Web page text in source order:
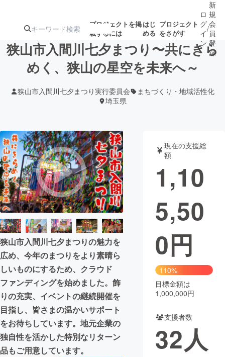
プロジェクトを掲
載するには
はじ
める
プロジェクト
をさがす
人気のプロ
ジェクト
注目のリ
ターン
注目の新着プロ
ジェクト
ロジェクト
もうすぐ公開
されます
アート・写真
テクノロジー・ガジェット
映像・映画 書籍・雑誌
ビジネス・起業 チャレンジ
まちづくり・地域活性化
CAMPFIRE for Social Good
CAMPFIRE Creation
CAMPFIREふるさと納税machi-ya コミュニティ
ロ
グ
イ
ン
/
新
規
会
員
登
録
狭山市入間川七夕まつり〜共にきら
めく、狭山の星空を未来へ～
狭山市入間川七夕まつり実行委員会
まちづくり・地域活性化
埼玉県
狭山市入間川七夕まつりの魅力を
広め、今年のまつりをより素晴ら
しいものにするため、クラウド
ファンディングを始めました。飾
りの充実、イベントの継続開催を
目指し、皆さまの温かいサポート
をお待ちしています。地元企業の
独自性を活かした特別なリターン
品もご用意しています。
現在の支援総
額
1,10
5,50
0円
110%
目標金額は
1,000,000円
支援者数
32人